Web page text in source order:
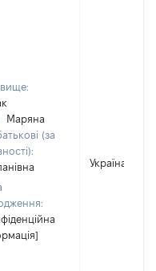
Маряна
(за
Україна